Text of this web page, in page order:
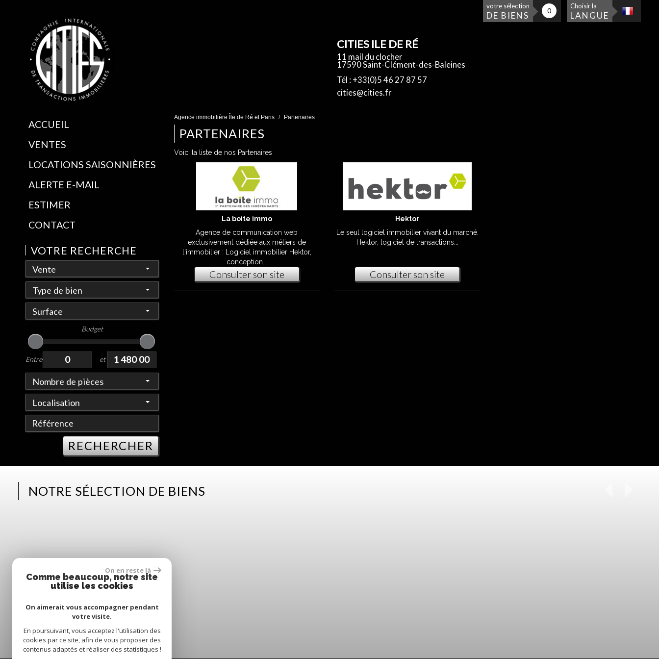
votre sélection
DE BIENS 0
Choisir la
LANGUE
CITIES ILE DE RÉ
11 mail du clocher
17590 Saint-Clément-des-Baleines
Tél : +33(0)5 46 27 87 57
cities@cities.fr
ACCUEIL
VENTES
LOCATIONS SAISONNIÈRES
ALERTE E-MAIL
ESTIMER
CONTACT
VOTRE RECHERCHE
Vente
Type de bien
Surface
Budget
Entre et
Nombre de pièces
Localisation
RECHERCHER
Agence immobilière Île de Ré et Paris Partenaires
PARTENAIRES
Voici la liste de nos Partenaires
La boite immo
Agence de communication web
exclusivement dédiée aux métiers de
l'immobilier : Logiciel immobilier Hektor,
conception...
Consulter son site
Hektor
Le seul logiciel immobilier vivant du marché.
Hektor, logiciel de transactions...
Consulter son site
NOTRE SÉLECTION DE BIENS
On en reste là
Comme beaucoup, notre site
utilise les cookies
On aimerait vous accompagner pendant
votre visite.
En poursuivant, vous acceptez l'utilisation des
cookies par ce site, afin de vous proposer des
contenus adaptés et réaliser des statistiques !